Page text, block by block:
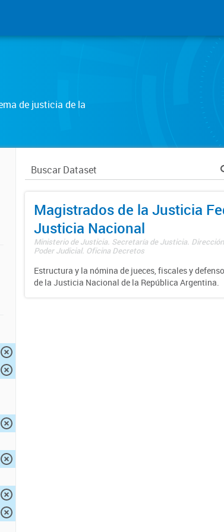
de justicia de la
Magistrados de la Justicia
Justicia Nacional
Ministerio de Justicia. Secretaría de Justicia.
Poder Judicial. Oficina Decretos
Estructura y la nómina de jueces, fiscales y
de la Justicia Nacional de la República Argentina.